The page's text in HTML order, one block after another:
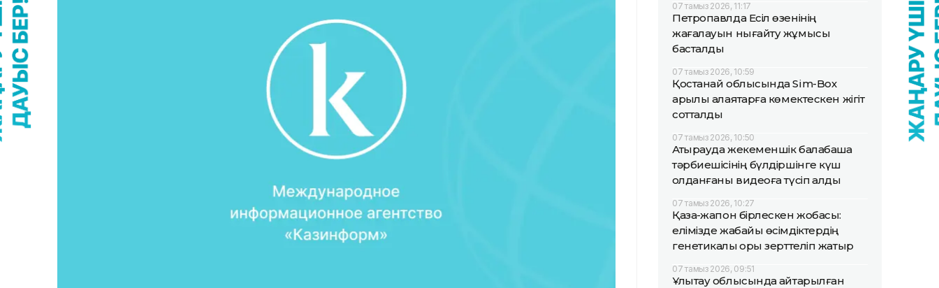
07 тамыз 2026, 11:17
Петропавлда Есіл өзенінің
жағалауын нығайту жұмысы
басталды
07 тамыз 2026, 10:59
Қостанай облысында Sim-Box
арқылы алаяқтарға көмектескен жігіт
сотталды
07 тамыз 2026, 10:50
Атырауда жекеменшік балабақша
тәрбиешісінің бүлдіршінге күш
қолданғаны видеоға түсіп қалды
07 тамыз 2026, 10:27
Қазақ-жапон бірлескен жобасы:
елімізде жабайы өсімдіктердің
генетикалық қоры зерттеліп жатыр
07 тамыз 2026, 09:51
Ұлытау облысында қайтарылған